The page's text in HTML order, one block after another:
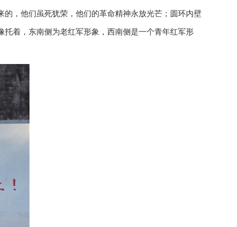
，他们虽死犹荣，他们的革命精神永放光芒；圆环内壁
托着，东南侧为老红军形象，西南侧是一个青年红军形